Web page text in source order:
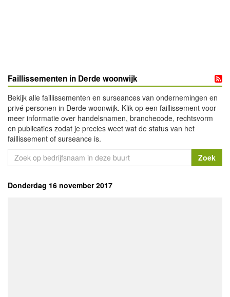
Faillissementen in Derde woonwijk
Bekijk alle faillissementen en surseances van ondernemingen en
privé personen in Derde woonwijk. Klik op een faillissement voor
meer informatie over handelsnamen, branchecode, rechtsvorm
en publicaties zodat je precies weet wat de status van het
faillissement of surseance is.
Donderdag 16 november 2017